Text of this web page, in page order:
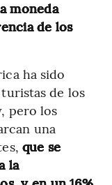
moneda
de los
ha sido
de los
pero los
una
que se
la